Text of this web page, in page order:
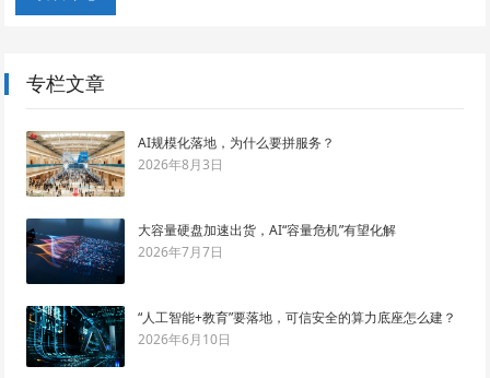
专栏文章
AI规模化落地，为什么要拼服务？
2026年8月3日
大容量硬盘加速出货，AI“容量危机”有望化解
2026年7月7日
“人工智能+教育”要落地，可信安全的算力底座怎么建？
2026年6月10日